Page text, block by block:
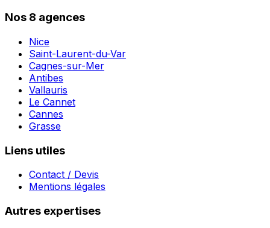
Nos 8 agences
Nice
Saint-Laurent-du-Var
Cagnes-sur-Mer
Antibes
Vallauris
Le Cannet
Cannes
Grasse
Liens utiles
Contact / Devis
Mentions légales
Autres expertises